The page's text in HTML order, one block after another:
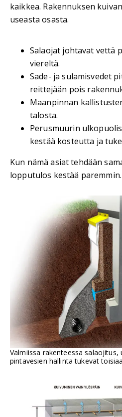
kaikkea. Rakennuksen
useasta osasta.
Salaojat johtavat vettä
viereltä.
Sade- ja sulamisvedet
reittejään pois
Maanpinnan
talosta.
Perusmuurin
kestää kosteutta ja
Kun nämä asiat tehdään
lopputulos kestää paremmin.
Valmiissa rakenteessa salaojitus,
pintavesien hallinta tukevat